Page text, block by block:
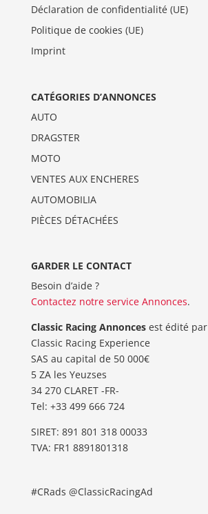
Déclaration de confidentialité (UE)
Politique de cookies (UE)
Imprint
CATÉGORIES D’ANNONCES
AUTO
DRAGSTER
MOTO
VENTES AUX ENCHERES
AUTOMOBILIA
PIÈCES DÉTACHÉES
GARDER LE CONTACT
Besoin d’aide ?
Contactez notre service Annonces.
Classic Racing Annoncesest édité par
Classic Racing Experience
SAS au capital de 50 000€
5 ZA les Yeuzses
34 270 CLARET -FR-
Tel: ‭+33 499 666 724‬
SIRET: 891 801 318 00033
TVA: FR1 8891801318
#CRads @ClassicRacingAd